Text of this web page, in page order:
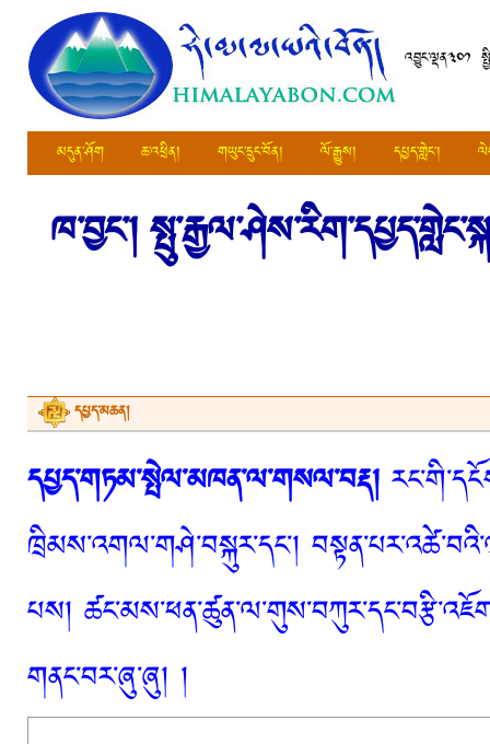
འབྱུང་ལྡན༣༠༡
མདུན་ཤོག ཆ་འཕྲིན། གཡུང་དྲུང་བོན། ལོ་རྒྱུས། དཔྱད་གླེང་།
ཁ་བྱང་།
དཔྱད་མཆན།
དཔྱད་གཏམ་སྤེལ་མཁན་ལ་གསལ་བརྡ།
ཁྲིམས་འགལ་གཤེ་བསྐུར་དང་།
པས།
གནང་བར་ཞུ་ཞུ། །